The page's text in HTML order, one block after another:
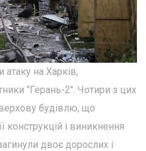
атаку на Харків,
"Герань-2". Чотири з цих
будівлю, що
конструкцій і виникнення
двоє дорослих і